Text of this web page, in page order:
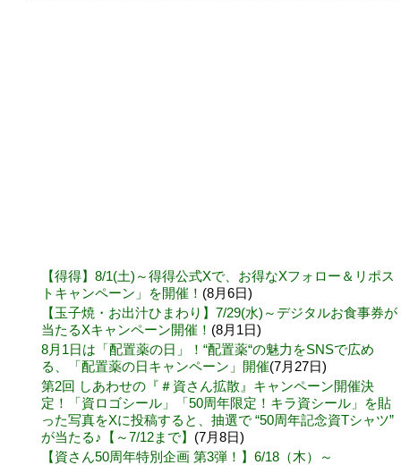
【得得】8/1(土)～得得公式Xで、お得なXフォロー＆リポス
トキャンペーン」を開催！ (8月6日)
【玉子焼・お出汁ひまわり】7/29(水)～デジタルお食事券が
当たるXキャンペーン開催！ (8月1日)
8月1日は「配置薬の日」！“配置薬“の魅力をSNSで広め
る、「配置薬の日キャンペーン」開催(7月27日)
第2回 しあわせの『＃資さん拡散』キャンペーン開催決
定！「資ロゴシール」「50周年限定！キラ資シール」を貼
った写真をXに投稿すると、抽選で “50周年記念資Tシャツ”
が当たる♪【～7/12まで】 (7月8日)
【資さん50周年特別企画 第3弾！】6/18（木）～